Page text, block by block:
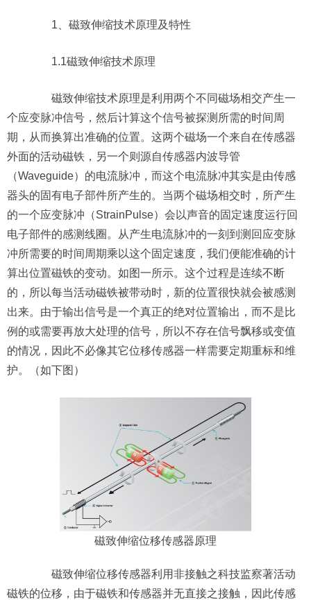
1、磁致伸缩技术原理及特性
1.1磁致伸缩技术原理
磁致伸缩技术原理是利用两个不同磁场相交产生一
个应变脉冲信号，然后计算这个信号被探测所需的时间周
期，从而换算出准确的位置。这两个磁场一个来自在传感器
外面的活动磁铁，另一个则源自传感器内波导管
（Waveguide）的电流脉冲，而这个电流脉冲其实是由传感
器头的固有电子部件所产生的。当两个磁场相交时，所产生
的一个应变脉冲（StrainPulse）会以声音的固定速度运行回
电子部件的感测线圈。从产生电流脉冲的一刻到测回应变脉
冲所需要的时间周期乘以这个固定速度，我们便能准确的计
算出位置磁铁的变动。如图一所示。这个过程是连续不断
的，所以每当活动磁铁被带动时，新的位置很快就会被感测
出来。由于输出信号是一个真正的绝对位置输出，而不是比
例的或需要再放大处理的信号，所以不存在信号飘移或变值
的情况，因此不必像其它位移传感器一样需要定期重标和维
护。（如下图）
磁致伸缩位移传感器原理
磁致伸缩位移传感器利用非接触之科技监察著活动
磁铁的位移，由于磁铁和传感器并无直接之接触，因此传感